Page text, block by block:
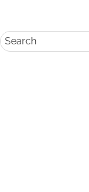
content
Search